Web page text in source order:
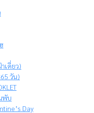
เดี่ยว)
วัน)
พับ
Day